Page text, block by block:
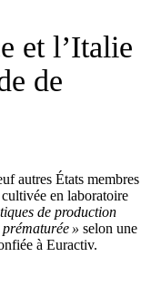
et l’Italie
de
autres États membres
en laboratoire
de production
prématurée » selon une
à Euractiv.